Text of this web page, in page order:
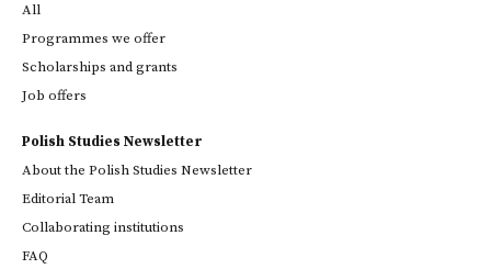
All
Programmes we offer
Scholarships and grants
Job offers
Polish Studies Newsletter
About the Polish Studies Newsletter
Editorial Team
Collaborating institutions
FAQ